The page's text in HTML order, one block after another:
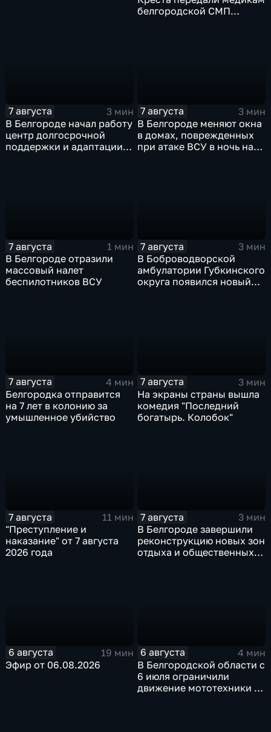
белгородской СМП
7 августа
3 мин
В Белгороде начал работу
центр долгосрочной
поддержки и адаптации
7 августа
3 мин
В Белгороде меняют окна
в домах, поврежденных
при атаке ВСУ в ночь на
7 августа
1 мин
В Белгороде отразили
массовый налет
беспилотников ВСУ
7 августа
3 мин
В Боброводворской
амбулатории Губкинского
округа появился новый
7 августа
4 мин
Белгородка отправится
на 7 лет в колонию за
умышленное убийство
7 августа
3 мин
На экраны страны вышла
комедия "Последний
богатырь. Колобок"
7 августа
11 мин
"Преступление и
наказание" от 7 августа
2026 года
7 августа
3 мин
В Белгороде завершили
реконструкцию новых зон
отдыха и общественных
6 августа
19 мин
Эфир от 06.08.2026
6 августа
4 мин
В Белгородской области с
6 июля ограничили
движение мототехники в